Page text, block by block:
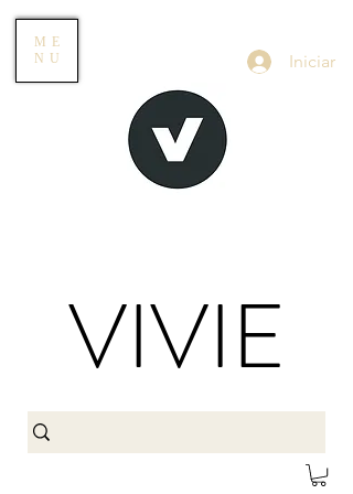
ME
NU
Iniciar
VIVIE